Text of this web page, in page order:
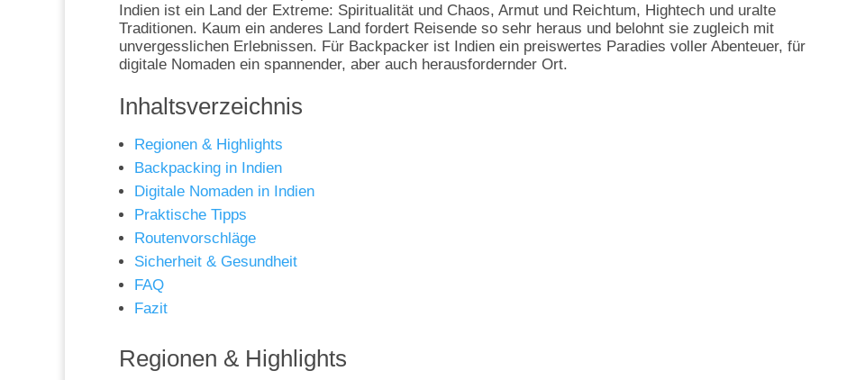
Indien ist ein Land der Extreme: Spiritualität und Chaos, Armut und Reichtum, Hightech und uralte
Traditionen. Kaum ein anderes Land fordert Reisende so sehr heraus und belohnt sie zugleich mit
unvergesslichen Erlebnissen. Für Backpacker ist Indien ein preiswertes Paradies voller Abenteuer, für
digitale Nomaden ein spannender, aber auch herausfordernder Ort.
Inhaltsverzeichnis
Regionen & Highlights
Backpacking in Indien
Digitale Nomaden in Indien
Praktische Tipps
Routenvorschläge
Sicherheit & Gesundheit
FAQ
Fazit
Regionen & Highlights